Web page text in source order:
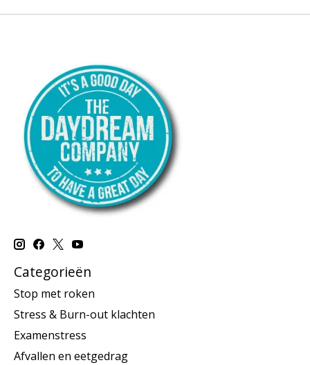
Categorieën
Stop met roken
Stress & Burn-out klachten
Examenstress
Afvallen en eetgedrag